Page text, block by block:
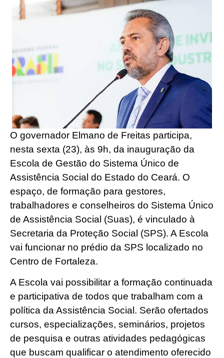
O governador Elmano de Freitas participa,
nesta sexta (23), às 9h, da inauguração da
Escola de Gestão do Sistema Único de
Assistência Social do Estado do Ceará. O
espaço, de formação para gestores,
trabalhadores e conselheiros do Sistema Único
de Assistência Social (Suas), é vinculado à
Secretaria da Proteção Social (SPS). A Escola
vai funcionar no prédio da SPS localizado no
Centro de Fortaleza.
A Escola vai possibilitar a formação continuada
e participativa de todos que trabalham com a
política da Assistência Social. Serão ofertados
cursos, especializações, seminários, projetos
de pesquisa e outras atividades pedagógicas
que buscam qualificar o atendimento oferecido